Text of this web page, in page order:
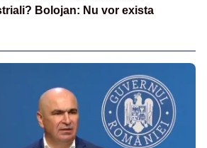
Bolojan: Nu vor exista